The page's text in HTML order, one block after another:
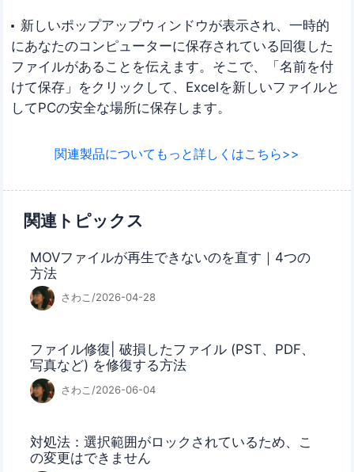
新しいポップアップウィンドウが表示され、一時的
にあなたのコンピューターに保存されている回復した
ファイルがあることを伝えます。そこで、「名前を付
けて保存」をクリックして、Excelを新しいファイルと
してPCの安全な場所に保存します。
関連製品についてもっと詳しくはこちら>>
関連トピックス
MOVファイルが再生できないのを直す｜4つの
方法
さわこ/2026-04-28
ファイル修復| 破損したファイル (PST、PDF、
写真など) を修復する方法
さわこ/2026-06-04
対処法：選択範囲がロックされているため、こ
の変更はできません